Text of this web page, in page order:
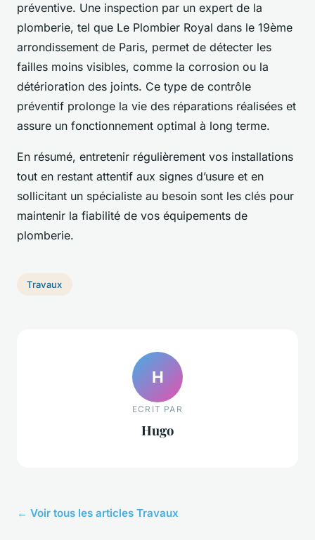
préventive. Une inspection par un expert de la
plomberie, tel que Le Plombier Royal dans le 19ème
arrondissement de Paris, permet de détecter les
failles moins visibles, comme la corrosion ou la
détérioration des joints. Ce type de contrôle
préventif prolonge la vie des réparations réalisées et
assure un fonctionnement optimal à long terme.
En résumé, entretenir régulièrement vos installations
tout en restant attentif aux signes d’usure et en
sollicitant un spécialiste au besoin sont les clés pour
maintenir la fiabilité de vos équipements de
plomberie.
Travaux
H
ECRIT PAR
Hugo
← Voir tous les articles Travaux